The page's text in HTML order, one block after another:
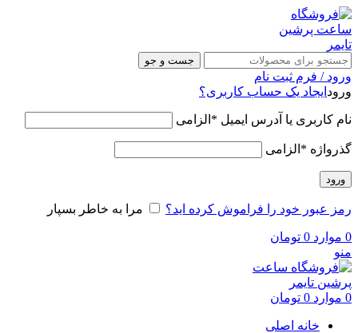
جست و جو
ورود / فرم ثبت نام
ورود ایجاد یک حساب کاربری؟
نام کاربری یا آدرس ایمیل * الزامی
گذرواژه * الزامی
ورود
رمز عبور خود را فراموش کرده اید؟ مرا به خاطر بسپار
0 موارد 0 تومان
منو
0 موارد 0 تومان
خانه اصلی